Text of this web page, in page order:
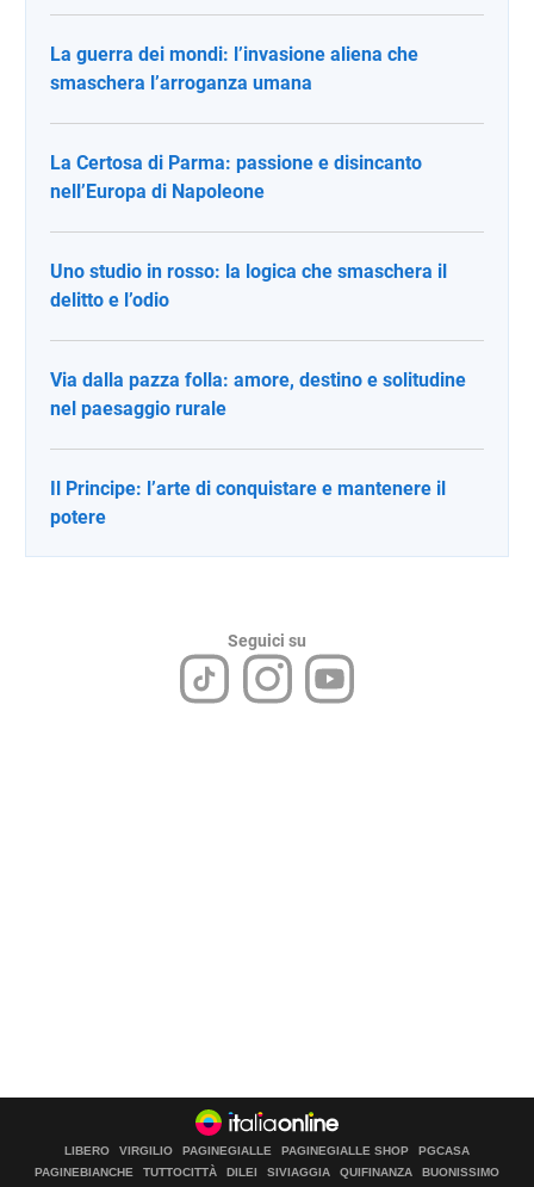
La guerra dei mondi: l’invasione aliena che
smaschera l’arroganza umana
La Certosa di Parma: passione e disincanto
nell’Europa di Napoleone
Uno studio in rosso: la logica che smaschera il
delitto e l’odio
Via dalla pazza folla: amore, destino e solitudine
nel paesaggio rurale
Il Principe: l’arte di conquistare e mantenere il
potere
Seguici su
LIBERO VIRGILIO PAGINEGIALLE PAGINEGIALLE SHOP
PGCASA
PAGINEBIANCHE
TUTTOCITTÀ DILEI SIVIAGGIA QUIFINANZA
BUONISSIMO